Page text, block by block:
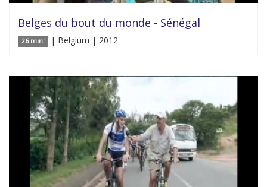
Belges du bout du monde - Sénégal
26 min' | Belgium | 2012